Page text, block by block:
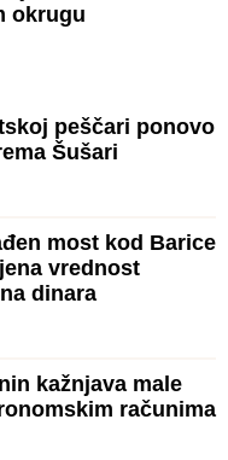
okrugu
peščari ponovo
Šušari
most kod Barice
vrednost
dinara
kažnjava male
računima